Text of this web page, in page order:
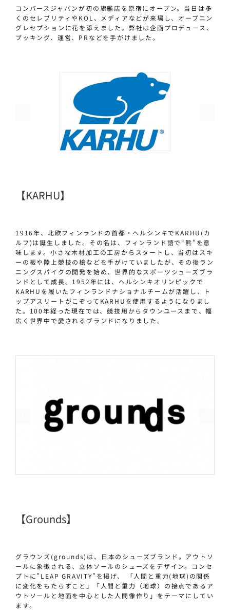
コンバースジャパンが初の旗艦店を原宿にオープン。当日は多
くのセレブリティやKOL、メディアなどが来場し、オープニン
グレセプションに花を添えました。弊社は企画プロデュース、
ブッキング、運営、PRなどを手がけました。
【KARHU】
1916年、北欧フィンランドの首都・ヘルシンキでKARHU(カ
ルフ)は誕生しました。その名は、フィンランド語で“熊”を意
味します。小さな木材加工の工房からスタートし、当初はスキ
ーの板や陸上競技の槍などを手がけていましたが、その後ラン
ニングスパイクの開発を始め、世界的なスポーツシューズブラ
ンドとして成長。1952年には、ヘルシンキオリンピックで
KARHUを履いたフィンランドナショナルチームが活躍し、ト
ップアスリートがこぞってKARHUを使用するようになりまし
た。100年経った現在では、競技用からタウンユースまで、幅
広く世界中で愛されるブランドになりました。
【grounds】
グラウンズ(grounds)は、日本のシューズブランド。アウトソ
ールに象徴される、立体ソールのシューズをデザイン。コンセ
プトに”LEAP GRAVITY”を掲げ、 「人間と重力(地球)の関係
に変化をもたらすこと」「人間と重力（地球）の接点であるア
ウトソールと地面を中心とした人間像作り」をテーマにしてい
ます。